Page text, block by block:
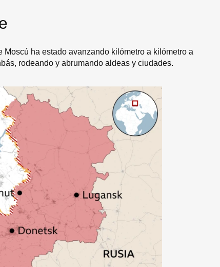
ha estado avanzando kilómetro a kilómetro a
rodeando y abrumando aldeas y ciudades.